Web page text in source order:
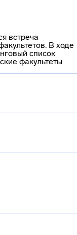
встреча
В ходе
список
факультеты